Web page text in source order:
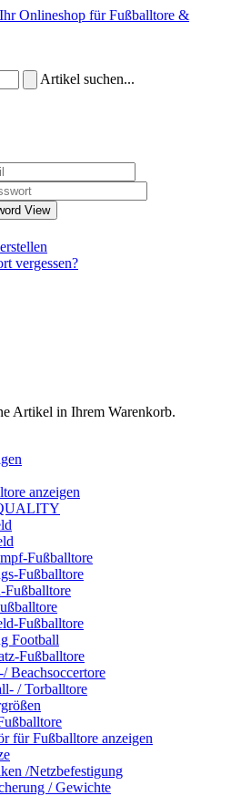
Artikel suchen...
View
vergessen?
Artikel in Ihrem Warenkorb.
anzeigen
Fußballtore
Fußballtore
Fußballtore
Fußballtore
Football
Fußballtore
Beachsoccertore
/ Torballtore
für Fußballtore anzeigen
/Netzbefestigung
/ Gewichte